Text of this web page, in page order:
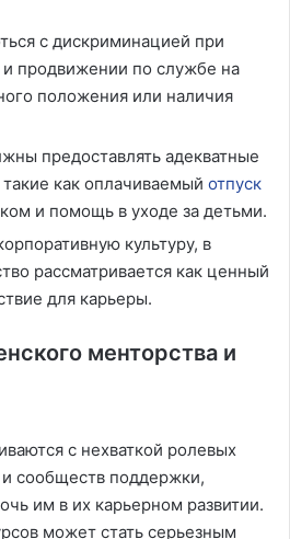
с дискриминацией при
и продвижении по службе на
положения или наличия
предоставлять адекватные
как оплачиваемый отпуск
и помощь в уходе за детьми.
культуру, в
рассматривается как ценный
для карьеры.
менторства и
с нехваткой ролевых
сообществ поддержки,
им в их карьерном развитии.
может стать серьезным